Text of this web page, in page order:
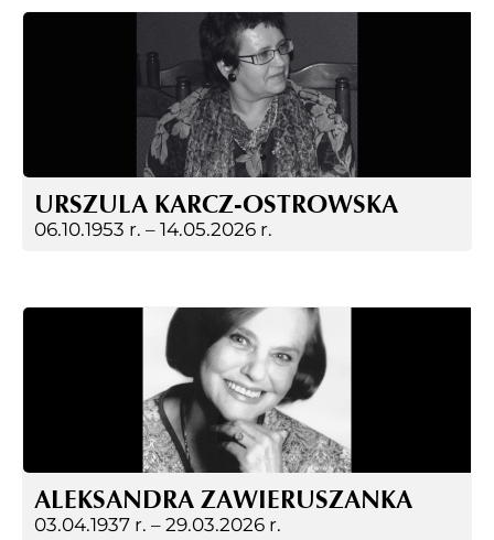
URSZULA KARCZ-OSTROWSKA
06.10.1953 r. – 14.05.2026 r.
ALEKSANDRA ZAWIERUSZANKA
03.04.1937 r. – 29.03.2026 r.